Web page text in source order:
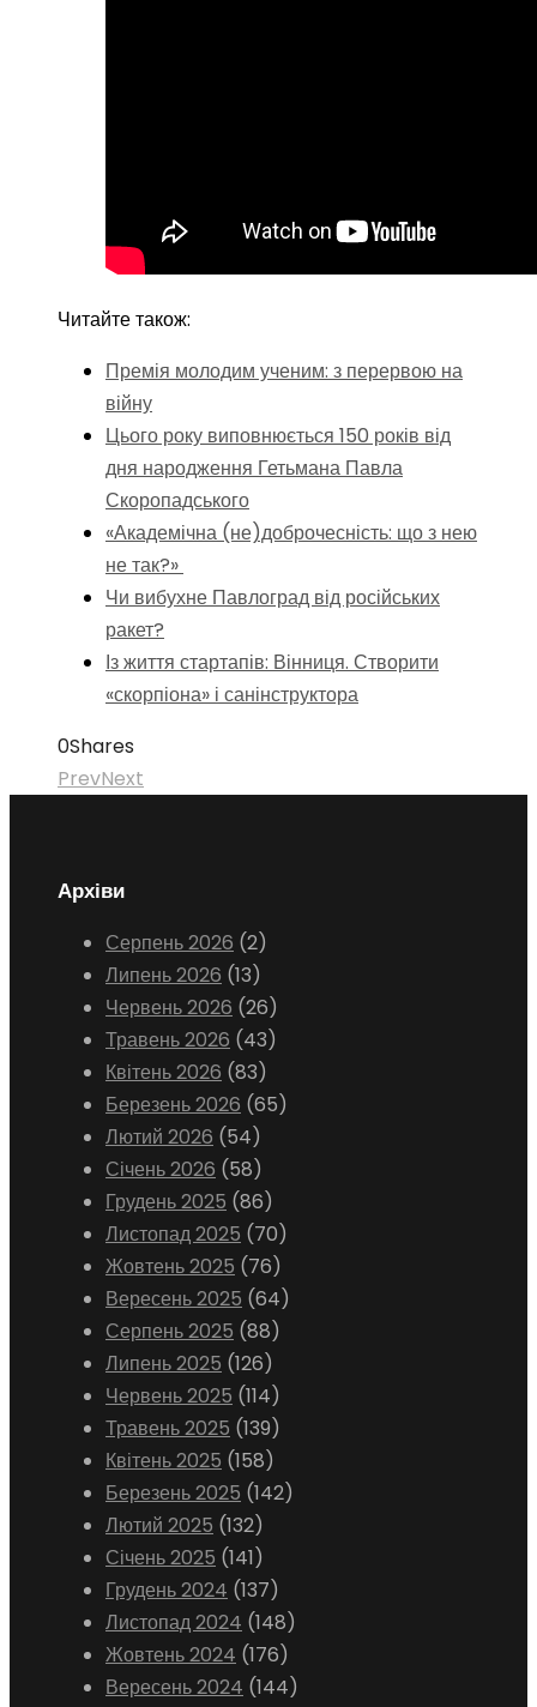
Читайте також:
Премія молодим ученим: з перервою на
війну
Цього року виповнюється 150 років від
дня народження Гетьмана Павла
Скоропадського
«Академічна (не)доброчесність: що з нею
не так?»
Чи вибухне Павлоград від російських
ракет?
Із життя стартапів: Вінниця. Створити
«скорпіона» і санінструктора
0Shares
PrevNext
Архіви
Серпень 2026 (2)
Липень 2026 (13)
Червень 2026 (26)
Травень 2026 (43)
Квітень 2026 (83)
Березень 2026 (65)
Лютий 2026 (54)
Січень 2026 (58)
Грудень 2025 (86)
Листопад 2025 (70)
Жовтень 2025 (76)
Вересень 2025 (64)
Серпень 2025 (88)
Липень 2025 (126)
Червень 2025 (114)
Травень 2025 (139)
Квітень 2025 (158)
Березень 2025 (142)
Лютий 2025 (132)
Січень 2025 (141)
Грудень 2024 (137)
Листопад 2024 (148)
Жовтень 2024 (176)
Вересень 2024 (144)